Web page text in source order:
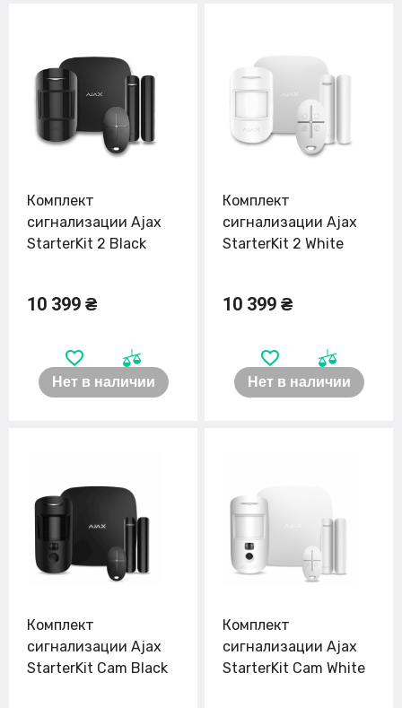
Комплект
сигнализации Ajax
StarterKit 2 Black
10 399 ₴
Нет в наличии
Комплект
сигнализации Ajax
StarterKit 2 White
10 399 ₴
Нет в наличии
Комплект
сигнализации Ajax
StarterKit Cam Black
Комплект
сигнализации Ajax
StarterKit Cam White